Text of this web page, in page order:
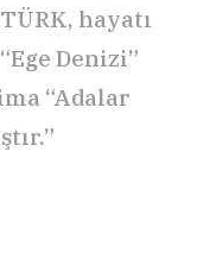
hayatı
Denizi”
“Adalar